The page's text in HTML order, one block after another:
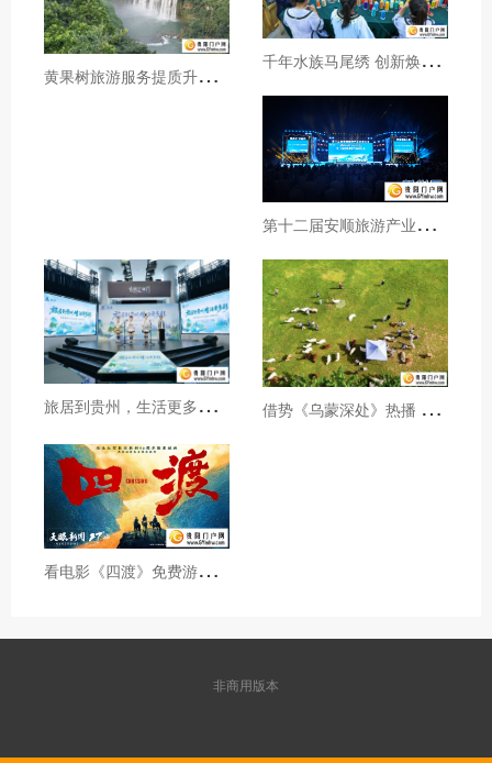
黄
果树旅游服务提质升级暖心护航游客行程 千
年水族马尾绣 创新焕发新生机
第
十二届安顺旅游产业发展大会开幕
旅
居到贵州，生活更多彩！贵旅集团2026年夏季产品推介会在沪举行 借
势《乌蒙深处》热播 黔西市推动影视流量变游客“留量”
看
电影《四渡》免费游贵州A级景区、领500元票根消费券
非商用版本